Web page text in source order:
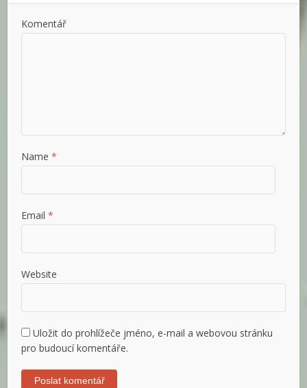
Komentář
Name *
Email *
Website
Uložit do prohlížeče jméno, e-mail a webovou stránku
pro budoucí komentáře.